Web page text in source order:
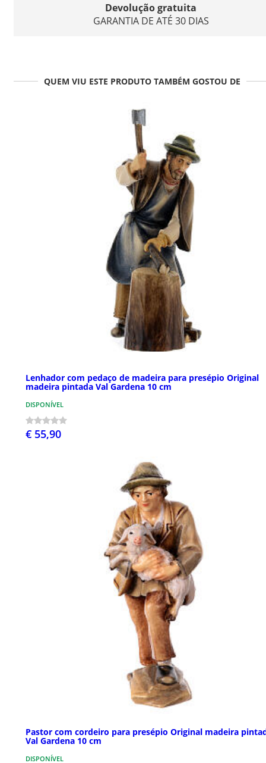
Devolução gratuita
GARANTIA DE ATÉ 30 DIAS
QUEM VIU ESTE PRODUTO TAMBÉM GOSTOU DE
Lenhador com pedaço de madeira para presépio Original
madeira pintada Val Gardena 10 cm
DISPONÍVEL
€ 55,90
Pastor com cordeiro para presépio Original madeira
Val Gardena 10 cm
DISPONÍVEL